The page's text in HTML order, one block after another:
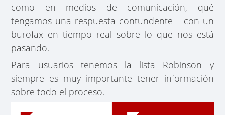
como en medios de comunicación, qué
tengamos una respuesta contundente con un
burofax en tiempo real sobre lo que nos está
pasando.
Para usuarios tenemos la lista Robinson y
siempre es muy importante tener información
sobre todo el proceso.